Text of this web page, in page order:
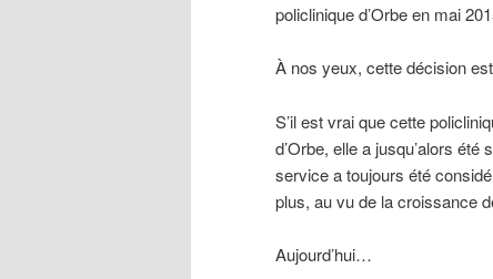
policlinique d’Orbe en mai
À nos yeux, cette décision
S’il est vrai que cette
d’Orbe, elle a jusqu’alors
service a toujours été
plus, au vu de la croissance
Aujourd’hui…